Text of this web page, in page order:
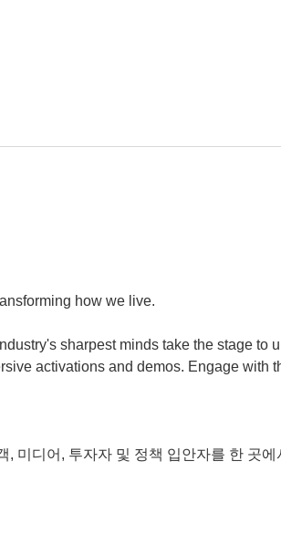
how we live.
sharpest minds take the stage to
activations and demos. Engage with
미디어, 투자자 및 정책 입안자를 한 곳에